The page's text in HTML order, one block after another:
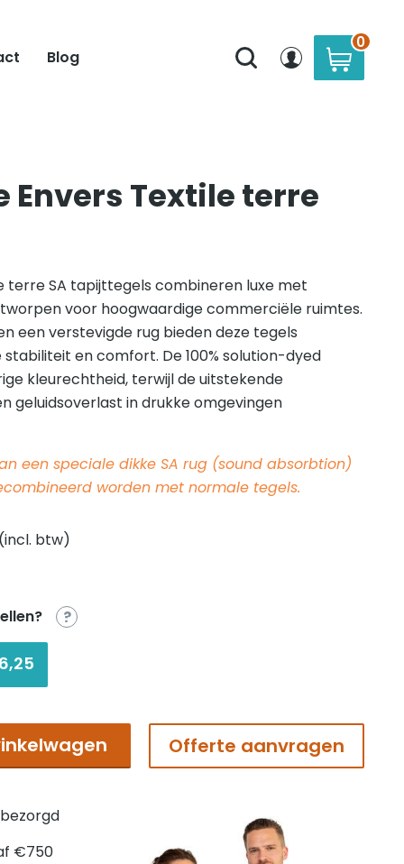
Blog
0
Envers Textile terre
terre SA tapijttegels combineren luxe met
voor hoogwaardige commerciële ruimtes.
een verstevigde rug bieden deze tegels
en comfort. De 100% solution-dyed
kleurechtheid, terwijl de uitstekende
geluidsoverlast in drukke omgevingen
een speciale dikke SA rug (sound absorbtion)
worden met normale tegels.
btw)
?
Offerte aanvragen
€750